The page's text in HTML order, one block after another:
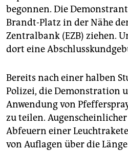
epaper login
begonnen. Die
Brandt-Platz in der Nähe
Zentralbank (EZB) ziehen.
dort eine
Bereits nach einer halben
Polizei, die Demonstration
Anwendung von
zu teilen.
Abfeuern einer
von Auflagen über die